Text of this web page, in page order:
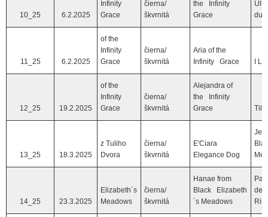
10_25 6.2.2025
Infinity
Grace
čierna/
škvrnitá
the Infinity
Grace
du
11_25 6.2.2025
of the
Infinity
Grace
čierna/
škvrnitá
Aria of the
Infinity Grace
I
12_25 19.2.2025
of the
Infinity
Grace
čierna/
škvrnitá
Alejandra of
the Infinity
Grace
Tilo
13_25 18.3.2025
z Tuliho
Dvora
čierna/
škvrnitá
E'Ciara
Elegance Dog
14_25 23.3.2025
Elizabeth´s
Meadows
čierna/
škvrnitá
Hanae from
Black Elizabeth
´s Meadows